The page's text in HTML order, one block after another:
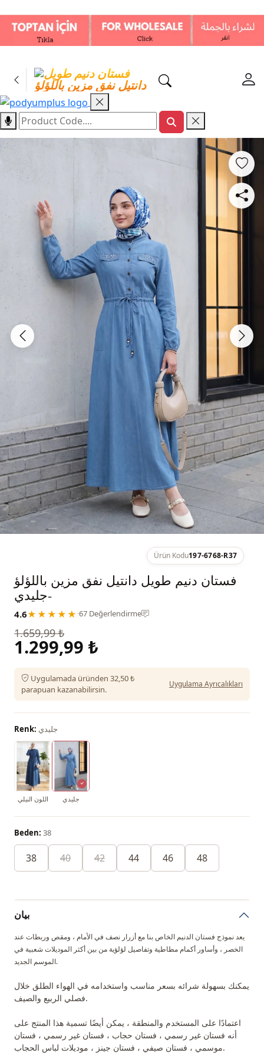
Ürün Kodu197-6768-R37
فستان دنيم طويل دانتيل نفق مزين باللؤلؤ
-جليدي
4.6★★★★★ ·67 Değerlendirme
1.659,99 ₺
1.299,99 ₺
Uygulamada üründen 32,50 ₺
parapuan kazanabilirsin.
Uygulama Ayrıcalıkları
Renk: جليدي
اللون النيلي جليدي
Beden: 38
38 40 42 44 46 48
بيان
يعد نموذج فستان الدنيم الخاص بنا مع أزرار نصف في الأمام ، ومقص وربطات عند
الخصر ، وأساور أكمام مطاطية وتفاصيل لؤلؤية من بين أكثر الموديلات شعبية في
الموسم الجديد.
يمكنك بسهولة شرائه بسعر مناسب واستخدامه في الهواء الطلق خلال
فصلي الربيع والصيف.
اعتمادًا على المستخدم والمنطقة ، يمكن أيضًا تسمية هذا المنتج على
أنه فستان غير رسمي ، فستان حجاب ، فستان غير رسمي ، فستان
موسمي ، فستان صيفي ، فستان جينز ، موديلات لباس الحجاب.